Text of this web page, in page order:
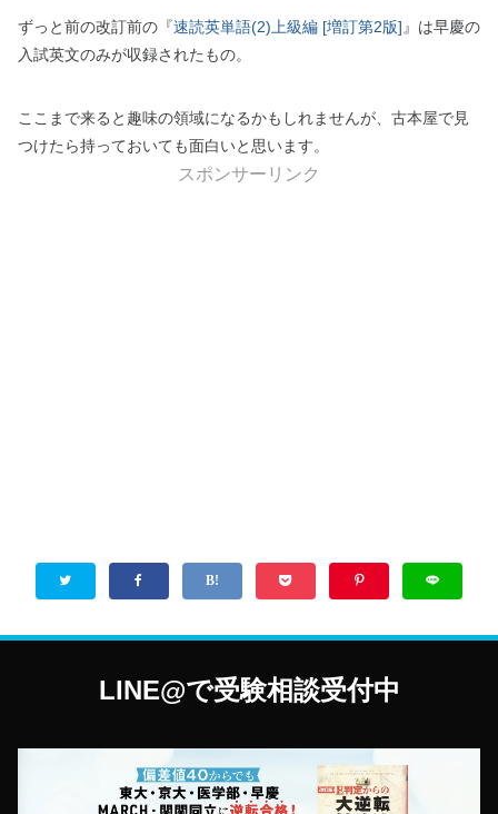
ずっと前の改訂前の『速読英単語(2)上級編 [増訂第2版] 』は早慶の
入試英文のみが収録されたもの。
ここまで来ると趣味の領域になるかもしれませんが、古本屋で見
つけたら持っておいても面白いと思います。
スポンサーリンク
LINE@で受験相談受付中